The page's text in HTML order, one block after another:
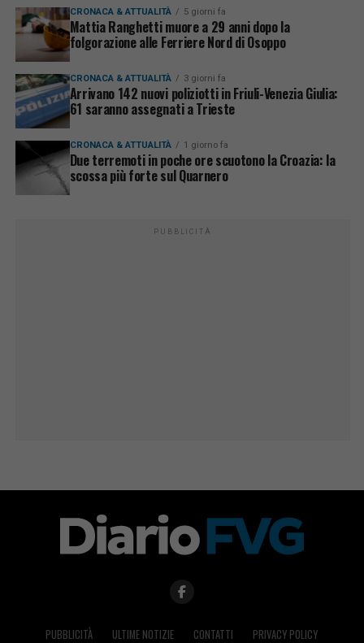
CRONACA & ATTUALITÀ 5 giorni fa
Mattia Ranghetti muore a 29 anni dopo la
folgorazione alle Ferriere Nord di Osoppo
CRONACA & ATTUALITÀ 3 giorni fa
Arrivano 142 nuovi poliziotti in Friuli-Venezia Giulia:
61 saranno assegnati a Trieste
CRONACA & ATTUALITÀ 1 giorno fa
Due terremoti in poche ore scuotono la Croazia: la
scossa più forte sul Quarnero
PUBBLICITÀ
PUBBLICITÀ ULTIME NOTIZIE CONTATTI PRIVACY POLICY